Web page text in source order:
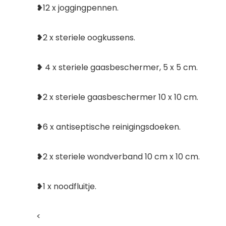
❥12 x joggingpennen.
❥2 x steriele oogkussens.
❥ 4 x steriele gaasbeschermer, 5 x 5 cm.
❥2 x steriele gaasbeschermer 10 x 10 cm.
❥6 x antiseptische reinigingsdoeken.
❥2 x steriele wondverband 10 cm x 10 cm.
❥1 x noodfluitje.
<